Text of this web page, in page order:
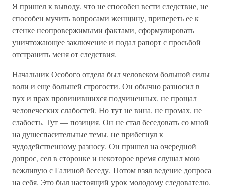
Я пришел к выводу, что не способен вести следствие, не
способен мучить вопросами женщину, припереть ее к
стенке неопровержимыми фактами, сформулировать
уничтожающее заключение и подал рапорт с просьбой
отстранить меня от следствия.
Начальник Особого отдела был человеком большой силы
воли и еще большей строгости. Он обычно разносил в
пух и прах провинившихся подчиненных, не прощал
человеческих слабостей. Но тут не вина, не промах, не
слабость. Тут — позиция. Он не стал беседовать со мной
на душеспасительные темы, не прибегнул к
чудодейственному разносу. Он пришел на очередной
допрос, сел в сторонке и некоторое время слушал мою
вежливую с Галиной беседу. Потом взял ведение допроса
на себя. Это был настоящий урок молодому следователю.